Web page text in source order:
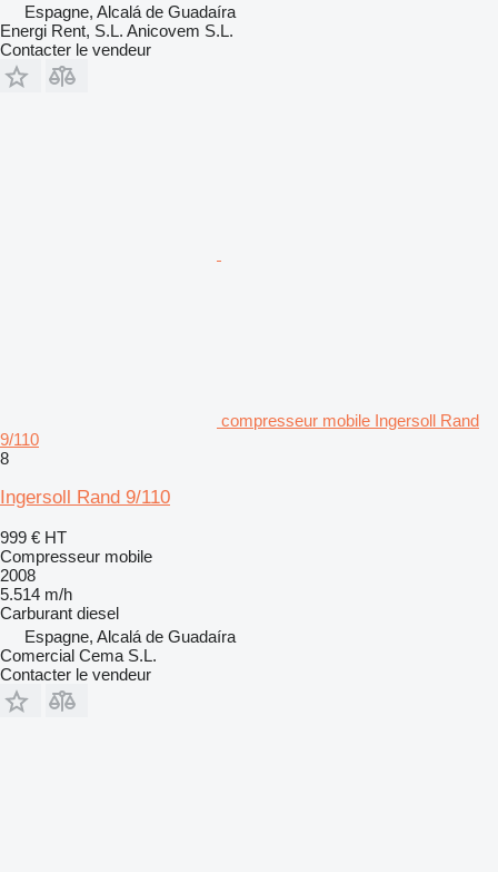
Espagne, Alcalá de Guadaíra
Energi Rent, S.L. Anicovem S.L.
Contacter le vendeur
compresseur mobile Ingersoll Rand
9/110
8
Ingersoll Rand 9/110
999 € HT
Compresseur mobile
2008
5.514 m/h
Carburant diesel
Espagne, Alcalá de Guadaíra
Comercial Cema S.L.
Contacter le vendeur